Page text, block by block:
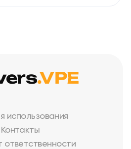
использования
Контакты
ответственности
.VPE